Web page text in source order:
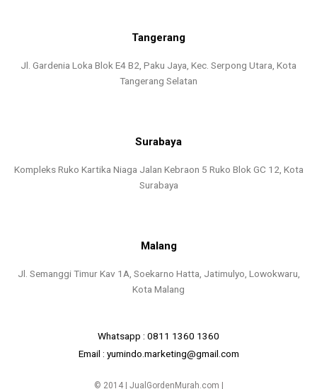
Tangerang
Jl. Gardenia Loka Blok E4 B2, Paku Jaya, Kec. Serpong Utara, Kota
Tangerang Selatan
Surabaya
Kompleks Ruko Kartika Niaga Jalan Kebraon 5 Ruko Blok GC 12, Kota
Surabaya
Malang
Jl. Semanggi Timur Kav 1A, Soekarno Hatta, Jatimulyo, Lowokwaru,
Kota Malang
Whatsapp : 0811 1360 1360
Email : yumindo.marketing@gmail.com
© 2014 | JualGordenMurah.com |